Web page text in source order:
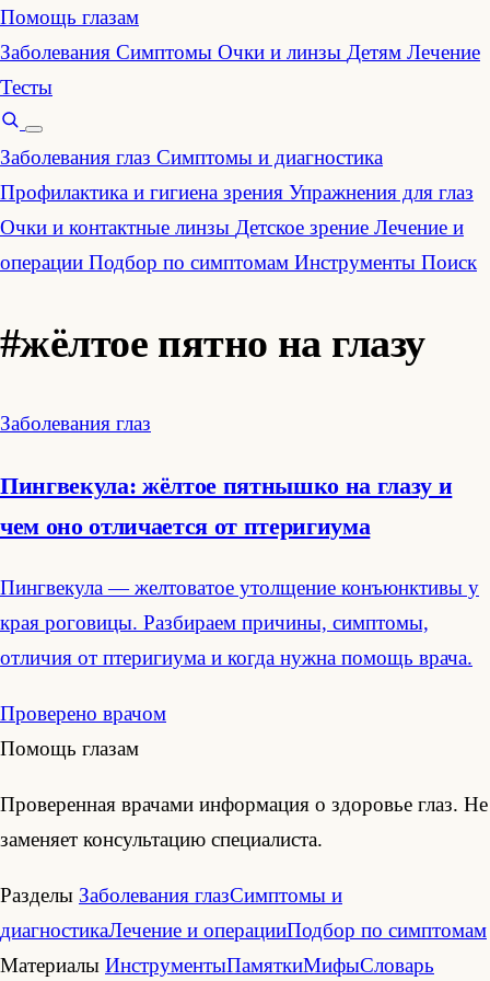
Помощь глазам
Заболевания Симптомы Очки и линзы Детям Лечение
Тесты
Заболевания глаз Симптомы и диагностика
Профилактика и гигиена зрения Упражнения для глаз
Очки и контактные линзы Детское зрение Лечение и
операции Подбор по симптомам Инструменты Поиск
#жёлтое пятно на глазу
Заболевания глаз
Пингвекула: жёлтое пятнышко на глазу и
чем оно отличается от птеригиума
Пингвекула — желтоватое утолщение конъюнктивы у
края роговицы. Разбираем причины, симптомы,
отличия от птеригиума и когда нужна помощь врача.
Проверено врачом
Помощь глазам
Проверенная врачами информация о здоровье глаз. Не
заменяет консультацию специалиста.
Разделы Заболевания глазСимптомы и
диагностикаЛечение и операцииПодбор по симптомам
Материалы ИнструментыПамяткиМифыСловарь